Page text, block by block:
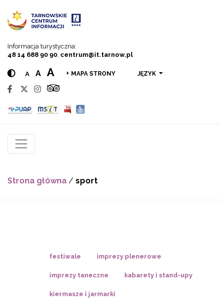
Informacja turystyczna:
48 14 688 90 90 centrum@it.tarnow.pl
A A A MAPA STRONY JĘZYK
Strona główna / sport
festiwale imprezy plenerowe
imprezy taneczne kabarety i stand-upy
kiermasze i jarmarki